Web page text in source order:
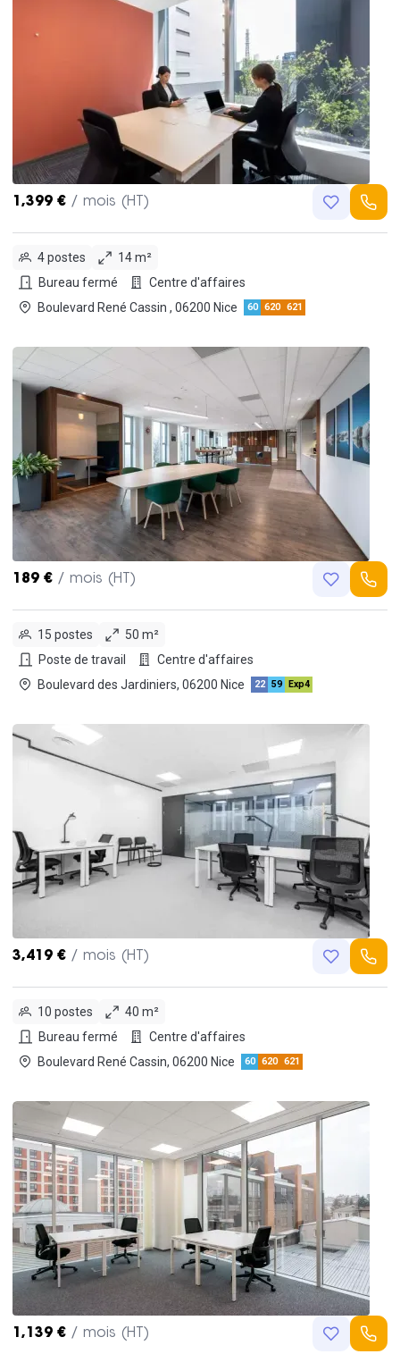
1,399 € / mois (HT)
4 postes
14 m²
Bureau fermé
Centre d'affaires
Boulevard René Cassin , 06200 Nice
60 620 621
189 € / mois (HT)
15 postes
50 m²
Poste de travail
Centre d'affaires
Boulevard des Jardiniers, 06200 Nice
22 59 Exp4
3,419 € / mois (HT)
10 postes
40 m²
Bureau fermé
Centre d'affaires
Boulevard René Cassin, 06200 Nice
60 620 621
1,139 € / mois (HT)